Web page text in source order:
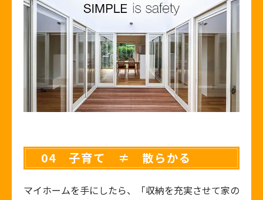
04 子育て ≠ 散らかる
マイホームを手にしたら、「収納を充実させて家の